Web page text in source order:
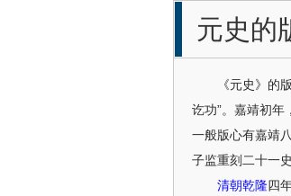
元史的
《元史》的版
讫功”。嘉靖初年
一般版心有嘉靖
子监重刻二十一
清朝乾隆四